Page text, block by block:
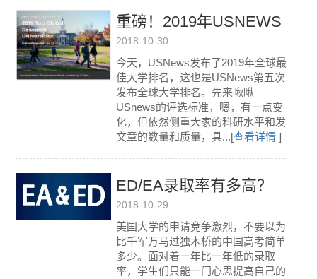
重磅！2019年USNEWS
世界大学排名发布，你
的梦校排第几？
2018-10-30
今天，USNews发布了2019年全球最
佳大学排名，这也是USNews第五次
发布全球大学排名。先来瞅瞅
USnews的评选标准，嗯，有一点变
化，但依然侧重大家的科研水平和发
文章的数量和质量，具...[查看详情 ]
ED/EA录取率有多高？
官方数据：一半学生都
是早申进去的！！
2018-10-29
美国大学的申请竞争激烈，不要以为
比千军万马过独木桥的中国高考简单
多少。面对着一年比一年低的录取
率，学生们只能一门心思提高自己的